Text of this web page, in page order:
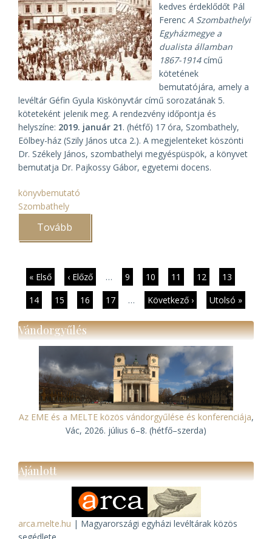
kedves érdeklődőt Pál
Ferenc A Szombathelyi
Egyházmegye a
dualista államban
1867-1914című
kötetének
bemutatójára, amely a
levéltár Géfin Gyula Kiskönyvtár című sorozatának 5.
köteteként jelenik meg. A rendezvény időpontja és
helyszíne: 2019. január 21. (hétfő) 17 óra, Szombathely,
Eölbey-ház (Szily János utca 2.). A megjelenteket köszönti
Dr. Székely János, szombathelyi megyéspüspök, a könyvet
bemutatja Dr. Pajkossy Gábor, egyetemi docens.
könyvbemutató
Szombathely
Tovább
Egyházmegye
1914)
Oldalszámozás
Első
oldal
« Első
Előző
oldal
‹ Előző … Page
9 Page
10 Page
11 Page
12
Jelenlegi
oldal
13
Page
14 Page
15 Page
16 Page
17 …
Következő
Következő ›
Utolsó
Utolsó »
Vándorgyűlés
Az EME és a MELTE közös vándorgyűlése és konferenciája,
Vác, 2026. július 6–8. (hétfő–szerda)
Ajánlott
arca.melte.hu | Magyarországi egyházi levéltárak közös